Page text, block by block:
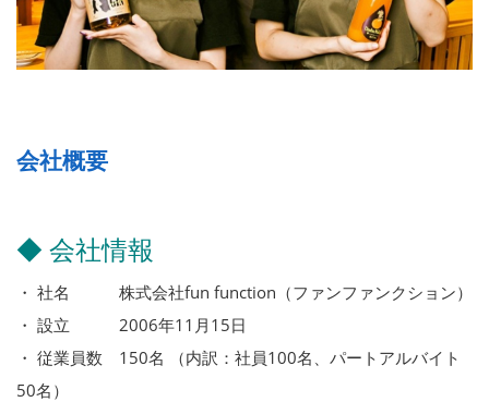
会社概要
◆ 会社情報
・ 社名 株式会社fun function（ファンファンクション）
・ 設立 2006年11月15日
・ 従業員数 150名 （内訳：社員100名、パートアルバイト
50名）